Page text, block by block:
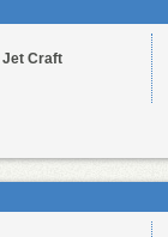
Jet Craft